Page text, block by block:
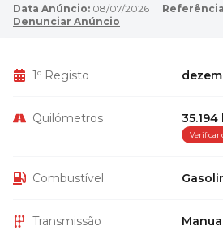
Data Anúncio: 08/07/2026
Denunciar Anúncio
1º Registo
Quilómetros 35.194
Verificar
Combustível
Transmissão